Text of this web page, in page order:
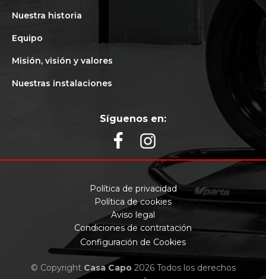
Nuestra historia
Equipo
Misión, visión y valores
Nuestras instalaciones
Síguenos en:
© Copyright Casa Capo2026 Todos los derechos
Política de privacidad
Política de cookies
Aviso legal
Condiciones de contratación
Configuración de Cookies